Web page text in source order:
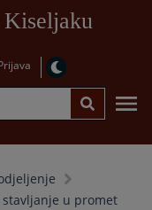
Kiseljaku
u promet